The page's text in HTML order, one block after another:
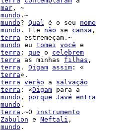
mar , ~
mundo .~
mundo? Qual é o seu nome
mundo . Ele não se cansa ,
terra estremeçam.~
mundo eu tomei você e
terra ; que o celebrem
terra as minhas filhas ,
terra . Digam assim : «
terra».
terra verão a salvação
terra : «Digam para a
mundo , porque Javé entra
mundo .
terra .~O instrumento
Zabulon e Neftali ,
mundo